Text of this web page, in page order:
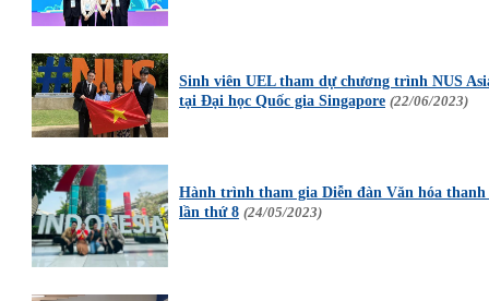
Sinh viên UEL tham dự chương trình NUS
tại Đại học Quốc gia Singapore (22/06/2023)
Hành trình tham gia Diễn đàn Văn hóa
lần thứ 8 (24/05/2023)